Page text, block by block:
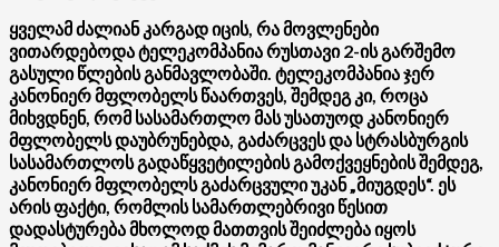
ყველამ ძალიან კარგად იცის, რა მოვლენები
ვითარდებოდა ტელეკომპანია რუსთავი 2-ის გარშემო
გასული წლების განმავლობაში. ტელეკომპანია ჯერ
კანონიერ მფლობელს წაართვეს, შემდეგ კი, როცა
მიხვდნენ, რომ სასამართლო მას უსათუოდ კანონიერ
მფლობელს დაუბრუნებდა, გაძარცვეს და სტრასბურგის
სასამართლოს გადაწყვეტილების გამოქვეყნების შემდეგ,
კანონიერ მფლობელს გაძარცვული უკან „მიუგდეს“. ეს
არის ფაქტი, რომლის სამართლებრივი წესით
დადასტურება მხოლოდ მათთვის შეიძლება იყოს